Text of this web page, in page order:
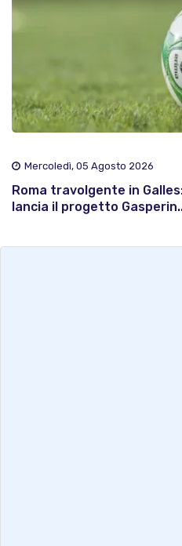
Mercoledì, 05 Agosto 2026
Roma travolgente in
lancia il progetto